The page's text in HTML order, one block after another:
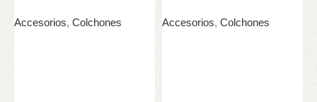
Accesorios, Colchones Accesorios, Colchones